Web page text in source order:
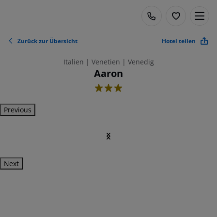
Zurück zur Übersicht Hotel teilen
Italien | Venetien | Venedig
Aaron
3
Previous
Next